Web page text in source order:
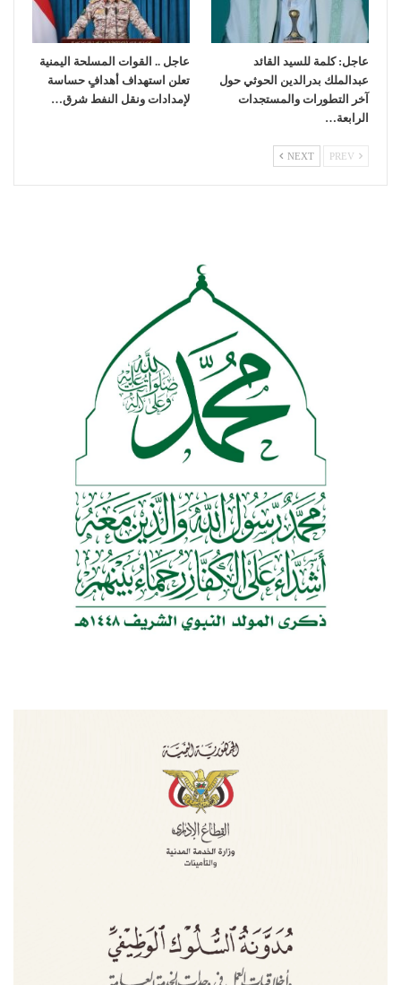
عاجل: كلمة للسيد القائد
عبدالملك بدرالدين الحوثي حول
آخر التطورات والمستجدات
الرابعة…
عاجل .. القوات المسلحة اليمنية
تعلن استهداف أهدافٍ حساسة
لإمدادات ونقل النفط شرق…
NEXT